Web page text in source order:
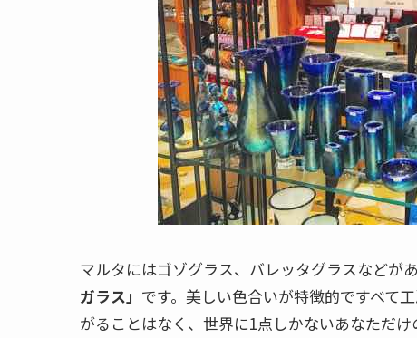
マルタにはゴゾグラス、バレッタグラスなどがあ
ガラス」 です。美しい色合いが特徴的ですべて
がることはなく、世界に1点しかないあなただけ